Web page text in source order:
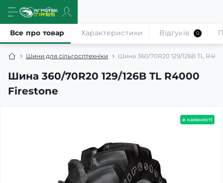
Шини для сільгосптехніки Шина 360/70R20 129/126B TL
Шина 360/70R20 129/126B TL R4000
Firestone
Все про товар Характеристики Відгуків 0
в наявності